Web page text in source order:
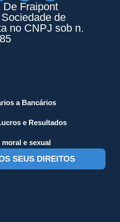
Fraipont
de
no CNPJ sob n.
a Bancários
e Resultados
e sexual
SEUS DIREITOS